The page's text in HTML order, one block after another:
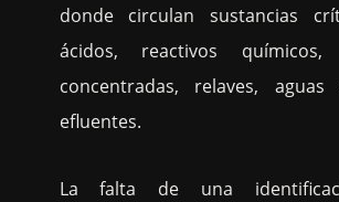
donde circulan sustancias
ácidos, reactivos químicos,
concentradas, relaves,
efluentes.
La falta de una